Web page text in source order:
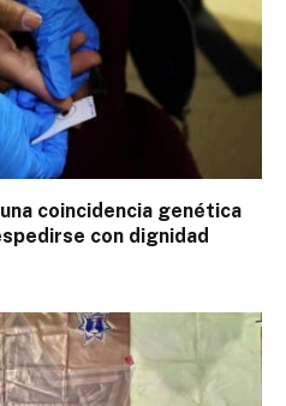
coincidencia genética
con dignidad